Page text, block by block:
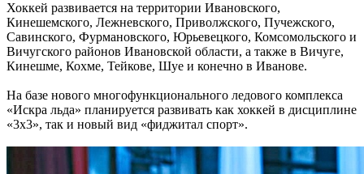
Хоккей развивается на территории Ивановского,
Кинешемского, Лежневского, Приволжского, Пучежского,
Савинского, Фурмановского, Юрьевецкого, Комсомольского и
Вичугского районов Ивановской области, а также в Вичуге,
Кинешме, Кохме, Тейкове, Шуе и конечно в Иванове.
На базе нового многофункционального ледового комплекса
«Искра льда» планируется развивать как хоккей в дисциплине
«3х3», так и новый вид «фиджитал спорт».